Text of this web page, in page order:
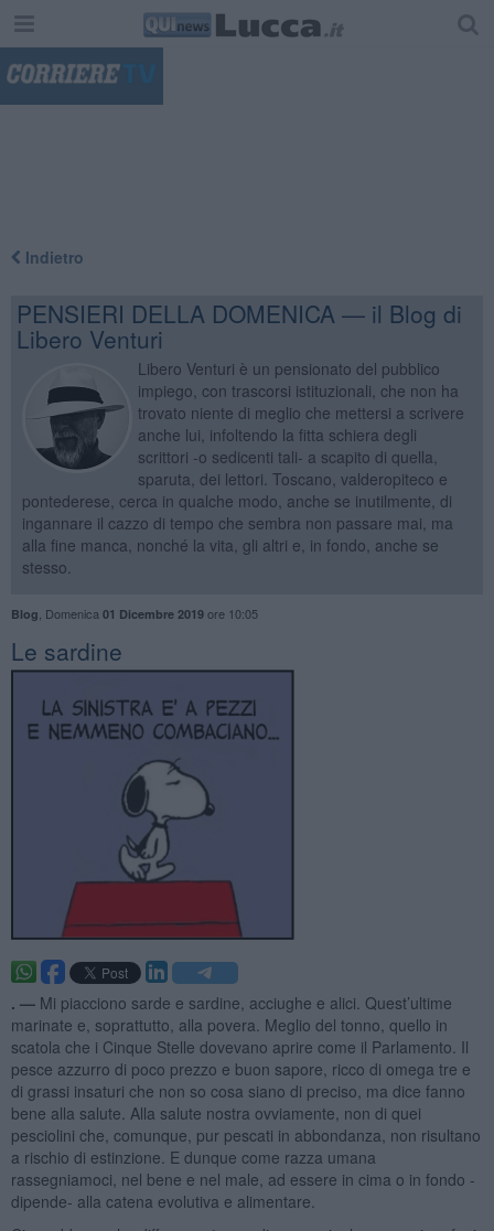
Indietro
PENSIERI DELLA DOMENICA — il Blog di
Libero Venturi
Libero Venturi è un pensionato del pubblico
impiego, con trascorsi istituzionali, che non ha
trovato niente di meglio che mettersi a scrivere
anche lui, infoltendo la fitta schiera degli
scrittori -o sedicenti tali- a scapito di quella,
sparuta, dei lettori. Toscano, valderopiteco e
pontederese, cerca in qualche modo, anche se inutilmente, di
ingannare il cazzo di tempo che sembra non passare mai, ma
alla fine manca, nonché la vita, gli altri e, in fondo, anche se
stesso.
Blog Domenica 01 Dicembre 2019ore 10:05
Le sardine
. — Mi piacciono sarde e sardine, acciughe e alici. Quest’ultime
marinate e, soprattutto, alla povera. Meglio del tonno, quello in
scatola che i Cinque Stelle dovevano aprire come il Parlamento. Il
pesce azzurro di poco prezzo e buon sapore, ricco di omega tre e
di grassi insaturi che non so cosa siano di preciso, ma dice fanno
bene alla salute. Alla salute nostra ovviamente, non di quei
pesciolini che, comunque, pur pescati in abbondanza, non risultano
a rischio di estinzione. E dunque come razza umana
rassegniamoci, nel bene e nel male, ad essere in cima o in fondo -
dipende- alla catena evolutiva e alimentare.